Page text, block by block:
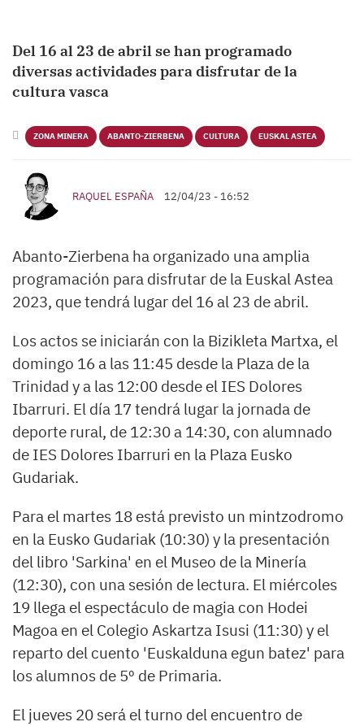
Del 16 al 23 de abril se han programado
diversas actividades para disfrutar de la
cultura vasca
ZONA MINERA ABANTO-ZIERBENA CULTURA EUSKAL ASTEA
RAQUEL ESPAÑA 12/04/23 - 16:52
Abanto-Zierbena ha organizado una amplia
programación para disfrutar de la Euskal Astea
2023, que tendrá lugar del 16 al 23 de abril.
Los actos se iniciarán con la Bizikleta Martxa, el
domingo 16 a las 11:45 desde la Plaza de la
Trinidad y a las 12:00 desde el IES Dolores
Ibarruri. El día 17 tendrá lugar la jornada de
deporte rural, de 12:30 a 14:30, con alumnado
de IES Dolores Ibarruri en la Plaza Eusko
Gudariak.
Para el martes 18 está previsto un mintzodromo
en la Eusko Gudariak (10:30) y la presentación
del libro 'Sarkina' en el Museo de la Minería
(12:30), con una sesión de lectura. El miércoles
19 llega el espectáculo de magia con Hodei
Magoa en el Colegio Askartza Isusi (11:30) y el
reparto del cuento 'Euskalduna egun batez' para
los alumnos de 5º de Primaria.
El jueves 20 será el turno del encuentro de